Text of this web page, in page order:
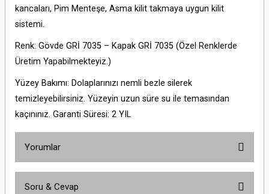
kancaları, Pim Menteşe, Asma kilit takmaya uygun kilit
sistemi.
Renk: Gövde GRİ 7035 – Kapak GRİ 7035 (Özel Renklerde
Üretim Yapabilmekteyiz.)
Yüzey Bakımı: Dolaplarınızı nemli bezle silerek
temizleyebilirsiniz. Yüzeyin uzun süre su ile temasından
kaçınınız. Garanti Süresi: 2 YIL
Yorumlar
Soru & Cevap